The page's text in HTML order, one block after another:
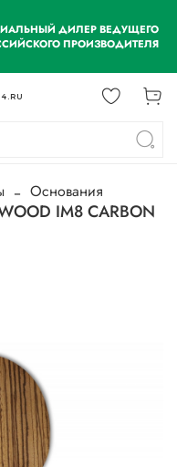
ДИЛЕР ВЕДУЩЕГО
ПРОИЗВОДИТЕЛЯ
Основания
IM8 CARBON